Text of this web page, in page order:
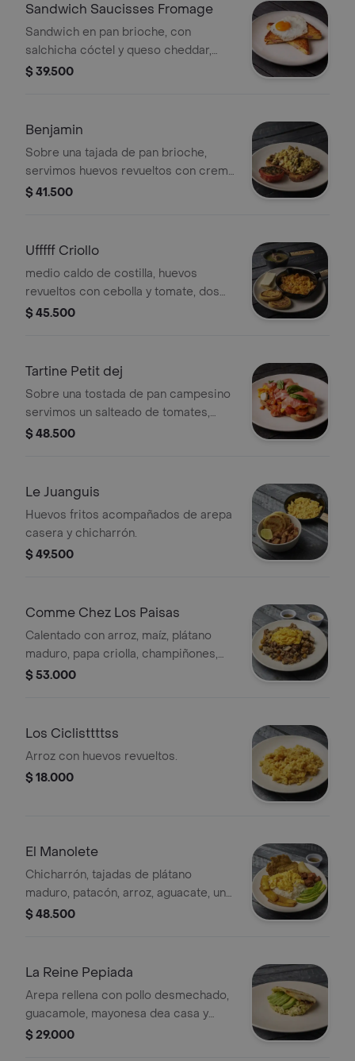
Sandwich Saucisses Fromage
Sandwich en pan brioche, con
salchicha cóctel y queso cheddar,
dorado en
$ 39.500
Benjamin
Sobre una tajada de pan brioche,
servimos huevos revueltos con crema
de leche, champiñones salteados con
$ 41.500
Ufffff Criollo
medio caldo de costilla, huevos
revueltos con cebolla y tomate, dos
arepitas doradas de la casa y una
$ 45.500
Tartine Petit dej
Sobre una tostada de pan campesino
servimos un salteado de tomates,
hojas de albahaca y bocconcini, con
$ 48.500
Le Juanguis
Huevos fritos acompañados de arepa
casera y chicharrón.
$ 49.500
Comme Chez Los Paisas
Calentado con arroz, maíz, plátano
maduro, papa criolla, champiñones,
cebollín, cilantro y tortilla de huevo o
$ 53.000
Los Ciclisttttss
Arroz con huevos revueltos.
$ 18.000
El Manolete
Chicharrón, tajadas de plátano
maduro, patacón, arroz, aguacate, una
empanada y huevos fritos;
$ 48.500
La Reine Pepiada
Arepa rellena con pollo desmechado,
guacamole, mayonesa dea casa y
aguacate fresco.
$ 29.000